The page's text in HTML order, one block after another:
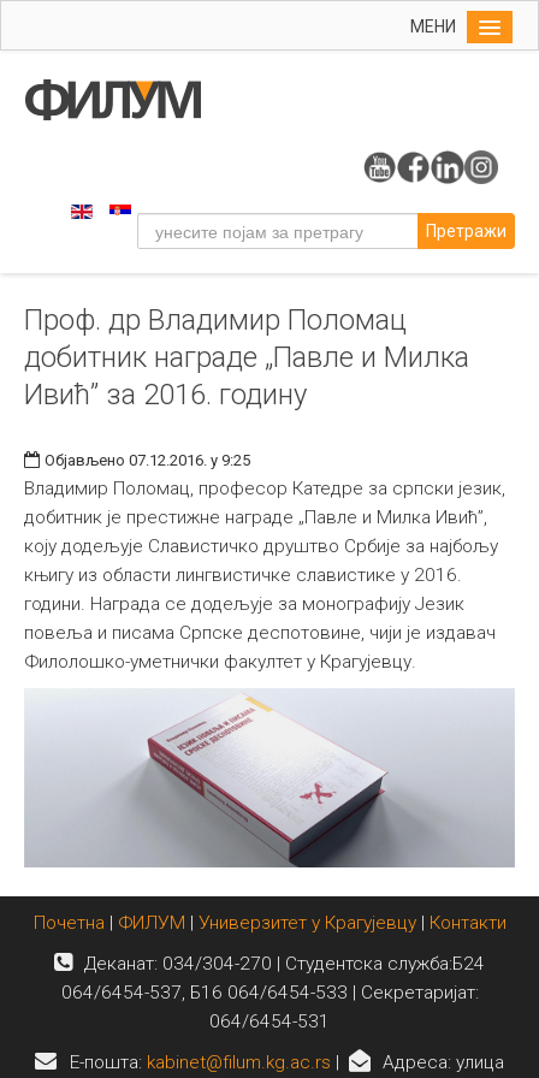
МЕНИ
Упис
Уметност
Издаваштво
Библиотека
Студенти
Претражи
Проф. др Владимир Поломац
добитник награде „Павле и Милка
Ивић” за 2016. годину
Објављено 07.12.2016. у 9:25
Владимир Поломац, професор Катедре за српски језик,
добитник је престижне награде „Павле и Милка Ивић”,
коју додељује Славистичко друштво Србије за најбољу
књигу из области лингвистичке славистике у 2016.
години. Награда се додељује за монографију Језик
повеља и писама Српске деспотовине, чији је издавач
Филолошко-уметнички факултет у Крагујевцу.
Почетна | ФИЛУМ | Универзитет у Крагујевцу| Контакти
Деканат: 034/304-270 | Студентска служба:Б24
064/6454-537, Б16 064/6454-533 | Секретаријат:
064/6454-531
E-пошта: kabinet@filum.kg.ac.rs | Адреса: улица